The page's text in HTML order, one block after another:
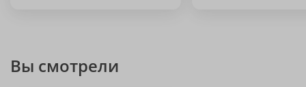
Вы смотрели